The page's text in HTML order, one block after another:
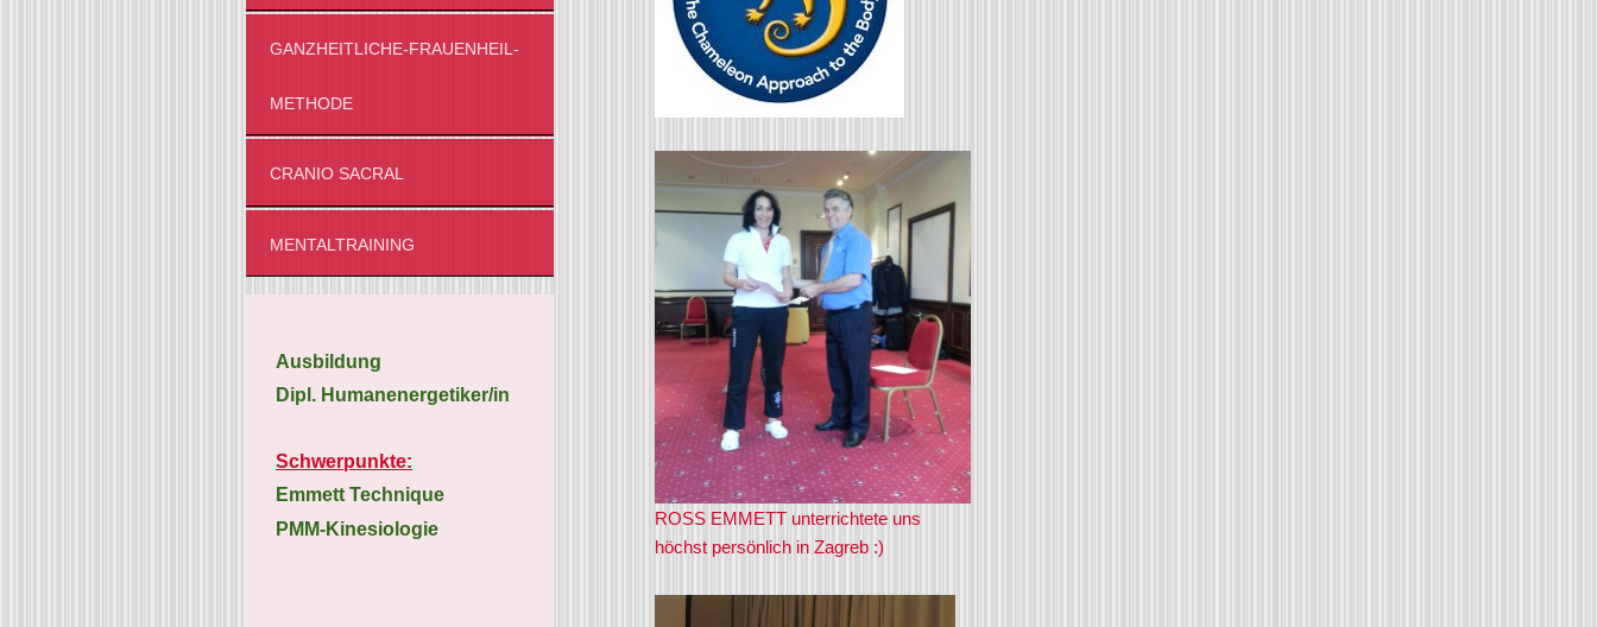
ROSS EMMETT unterrichtete uns
höchst persönlich in Zagreb :)
GANZHEITLICHE-FRAUENHEIL-
METHODE
CRANIO SACRAL
MENTALTRAINING
Ausbildung
Dipl. Humanenergetiker/in
Schwerpunkte:
Emmett Technique
PMM-Kinesiologie